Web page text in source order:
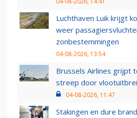
Luchthaven Luik krijgt
weer
zonbestemmingen
04-08-2026, 13:54
Brussels Airlines grijpt
streep door
04-08-2026, 11:47
Stakingen en dure